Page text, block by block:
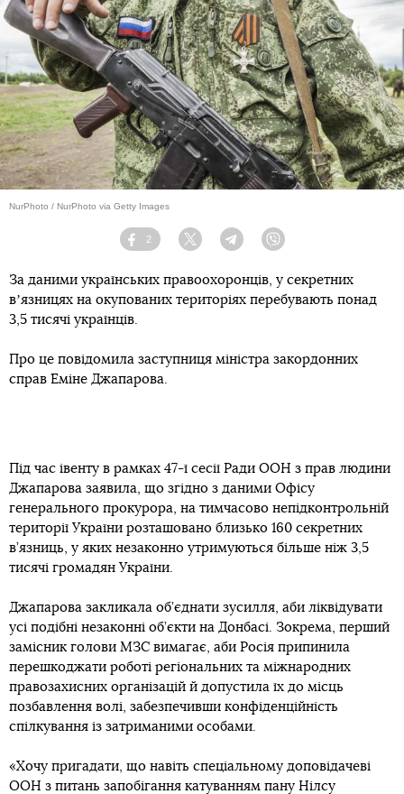
NurPhoto / NurPhoto via Getty Images
Facebook
2
Twitter TelegramViber
За даними українських правоохоронців, у секретних
вʼязницях на окупованих територіях перебувають понад
3,5 тисячі українців.
Про це повідомила заступниця міністра закордонних
справ Еміне Джапарова.
Під час івенту в рамках 47-ї сесії Ради ООН з прав людини
Джапарова заявила, що згідно з даними Офісу
генерального прокурора, на тимчасово непідконтрольній
території України розташовано близько 160 секретних
в’язниць, у яких незаконно утримуються більше ніж 3,5
тисячі громадян України.
Джапарова закликала об’єднати зусилля, аби ліквідувати
усі подібні незаконні об’єкти на Донбасі. Зокрема, перший
замісник голови МЗС вимагає, аби Росія припинила
перешкоджати роботі регіональних та міжнародних
правозахисних організацій й допустила їх до місць
позбавлення волі, забезпечивши конфіденційність
спілкування із затриманими особами.
«Хочу пригадати, що навіть спеціальному доповідачеві
ООН з питань запобігання катуванням пану Нілсу